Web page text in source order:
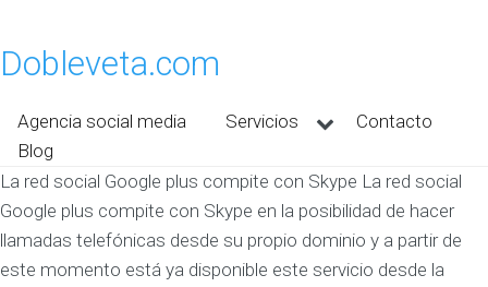
Dobleveta.com
Agencia social media Servicios
Contacto
Blog
La red social Google plus compite con Skype La red social
Google plus compite con Skype en la posibilidad de hacer
llamadas telefónicas desde su propio dominio y a partir de
este momento está ya disponible este servicio desde la